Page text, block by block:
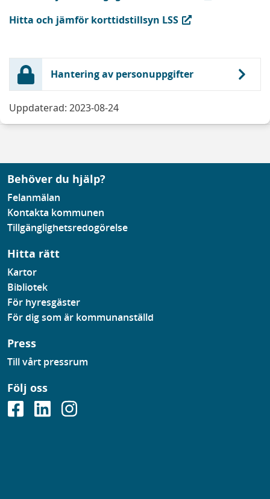
Hitta och jämför korttidstillsyn LSS
(extern länk, öppnas i ny flik)
Hantering av personuppgifter
Uppdaterad: 2023-08-24
Behöver du hjälp?
Felanmälan
Kontakta kommunen
Tillgänglighetsredogörelse
Hitta rätt
Kartor
Bibliotek
För hyresgäster
För dig som är kommunanställd
Press
Till vårt pressrum
Följ oss